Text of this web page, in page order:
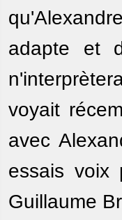
adapte et
voyait
avec
essais voix
Guillaume